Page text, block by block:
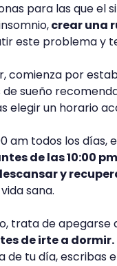
para las que el
crear una
este problema y
comienza por
sueño
elegir un horario
am todos los días,
de las 10:00 pm
y
sana.
trata de apegarse
de irte a dormir.
tu día, escribas